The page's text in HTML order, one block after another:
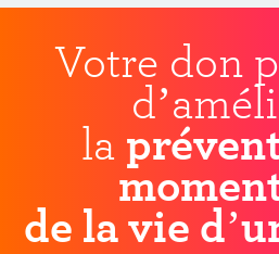
Votre don
la
de la vie